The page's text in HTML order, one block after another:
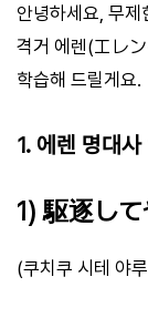
안녕하세요, 무제
격거 에렌(エレ
학습해 드릴게요.
1. 에렌 명대사
1) 駆逐し
(쿠치쿠 시테 야